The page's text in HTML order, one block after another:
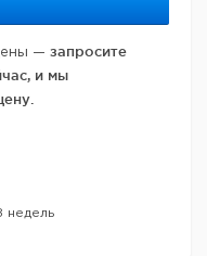
— запросите
и мы
недель